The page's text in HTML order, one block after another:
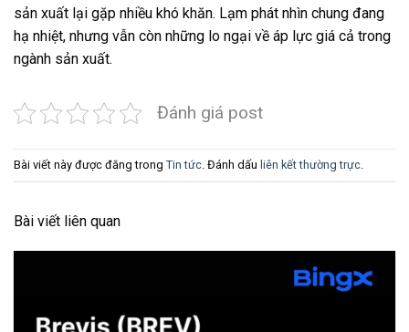
sản xuất lại gặp nhiều khó khăn. Lạm phát nhìn chung đang
hạ nhiệt, nhưng vẫn còn những lo ngại về áp lực giá cả trong
ngành sản xuất.
Đánh giá post
Bài viết này được đăng trong Tin tức . Đánh dấu liên kết thường trực
Bài viết liên quan